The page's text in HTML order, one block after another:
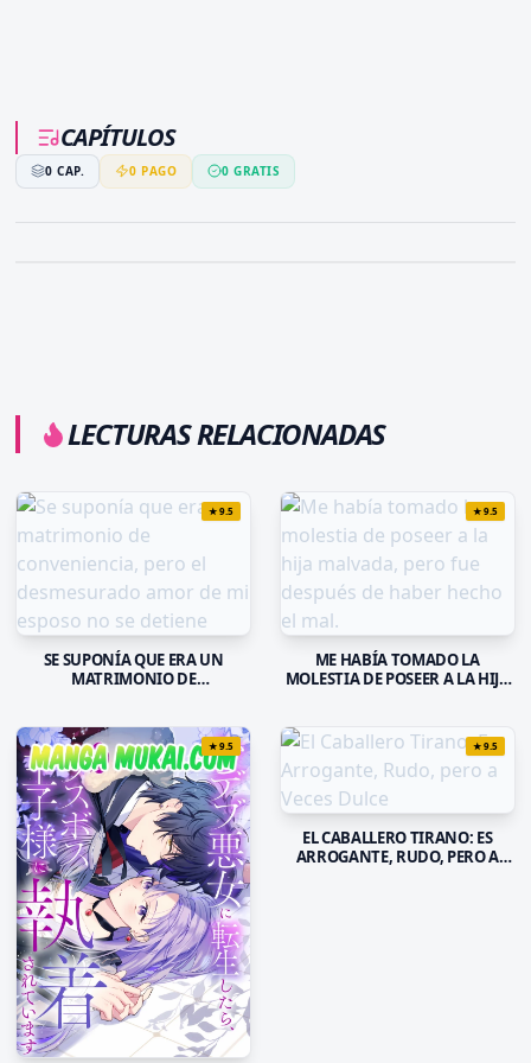
CAPÍTULOS
0 CAP. 0 PAGO 0 GRATIS
LECTURAS RELACIONADAS
★9.5
SE SUPONÍA QUE ERA UN
MATRIMONIO DE
ESPOSO NO SE DETIENE
★9.5
ME HABÍA TOMADO LA
MOLESTIA DE POSEER A LA HIJA
★9.5 ★9.5
EL CABALLERO TIRANO: ES
ARROGANTE, RUDO, PERO A